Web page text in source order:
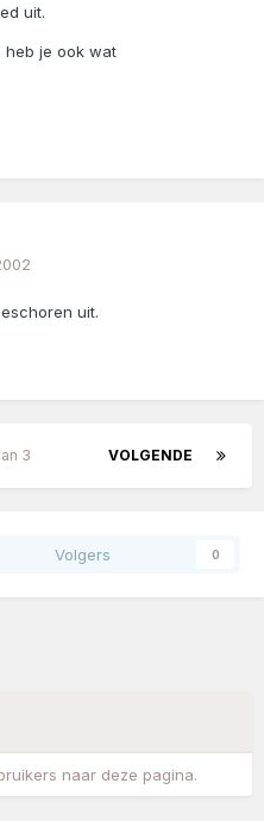
uit.
heb je ook wat
uit.
VOLGENDE
3
Volgers 0
naar deze pagina.